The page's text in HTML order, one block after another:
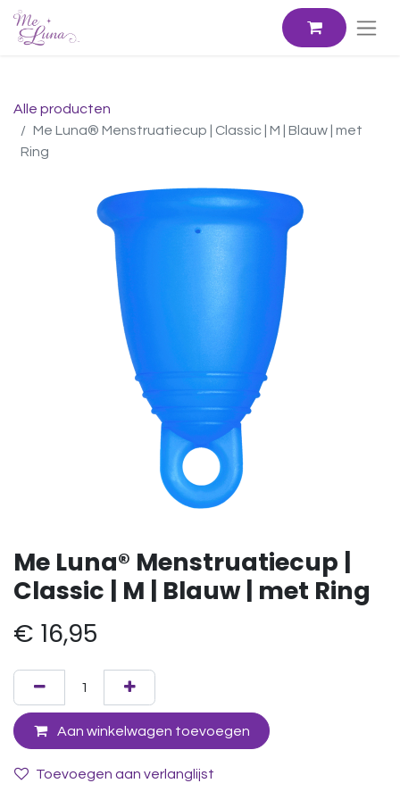
Alle producten
Me Luna® Menstruatiecup | Classic | M | Blauw | met
Ring
Me Luna® Menstruatiecup |
Classic | M | Blauw | met Ring
€ 16,95
Aan winkelwagen toevoegen
Toevoegen aan verlanglijst